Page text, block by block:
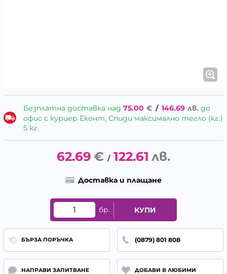
Безплатна доставка над 75.00 € / 146.69 лв. до
офис с куриер Еконт, Спиди максимално тегло (кг.)
5 кг.
62.69 € / 122.61 лв.
Доставка и плащане
бр. КУПИ
БЪРЗА ПОРЪЧКА (0879) 801 808
НАПРАВИ ЗАПИТВАНЕ ДОБАВИ В ЛЮБИМИ